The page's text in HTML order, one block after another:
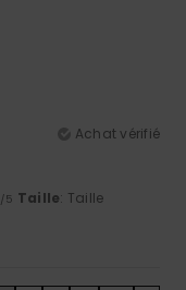
Achat vérifié
/5 Taille: Taille